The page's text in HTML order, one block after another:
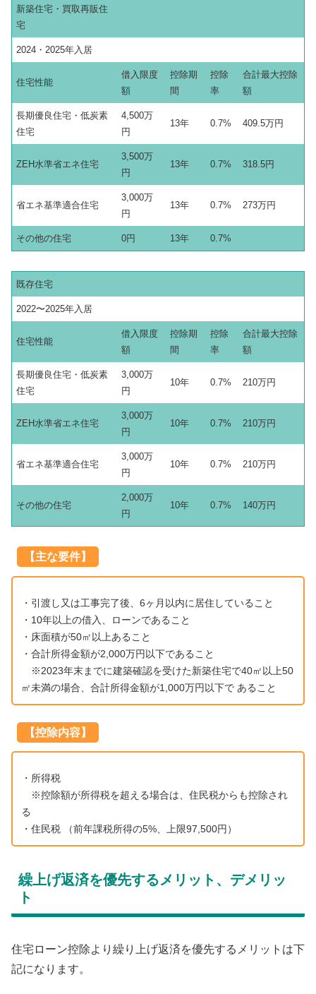
新築住宅・買取再販住
宅
2024・2025年入居
住宅性能
借入限度
額
控除期
間
控除
率
合計最大控除
額
長期優良住宅・低炭素
住宅
4,500万
円
13年 0.7% 409.5万円
ZEH水準省エネ住宅
3,500万
円
13年 0.7% 318.5円
省エネ基準適合住宅
3,000万
円
13年 0.7% 273万円
その他の住宅 0円 13年 0.7%
既存住宅
2022〜2025年入居
住宅性能
借入限度
額
控除期
間
控除
率
合計最大控除
額
長期優良住宅・低炭素
住宅
3,000万
円
10年 0.7% 210万円
ZEH水準省エネ住宅
3,000万
円
10年 0.7% 210万円
省エネ基準適合住宅
3,000万
円
10年 0.7% 210万円
その他の住宅
2,000万
円
10年 0.7% 140万円
【主な要件】
・引渡し又は工事完了後、6ヶ月以内に居住していること
・10年以上の借入、ローンであること
・床面積が50㎡以上あること
・合計所得金額が2,000万円以下であること
※2023年末までに建築確認を受けた新築住宅で40㎡以上50
㎡未満の場合、合計所得金額が1,000万円以下で あること
【控除内容】
・所得税
※控除額が所得税を超える場合は、住民税からも控除され
る
・住民税 （前年課税所得の5%、上限97,500円）
繰上げ返済を優先するメリット、デメリッ
ト
住宅ローン控除より繰り上げ返済を優先するメリットは下
記になります。